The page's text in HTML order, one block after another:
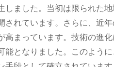
ました。当初は限られた
れています。さらに、近
まっています。技術の進
となりました。このよう